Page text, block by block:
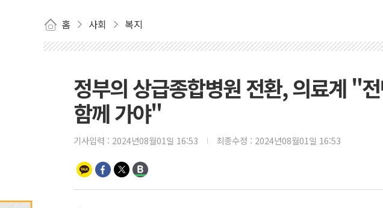
홈 사회 복지
정부의 상급종합병원 전환, 의료계 "
함께 가야"
기사입력 : 2024년08월01일 16:53 최종수정 : 2024년08월01일 16:53